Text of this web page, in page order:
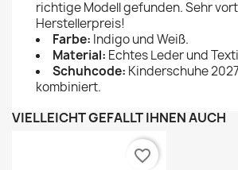
richtige Modell gefunden. Sehr
Herstellerpreis!
Farbe: Indigo und Weiß.
Material: Echtes Leder und
Schuhcode: Kinderschuhe
kombiniert.
VIELLEICHT GEFÄLLT IHNEN AUCH
favorite_border